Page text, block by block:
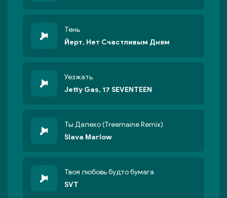
Тень
Йерт, Нет Счастливым Дням
Уезжать
Jetty Gas, 17 SEVENTEEN
Ты Далеко (Treemaine Remix)
Slava Marlow
Твоя любовь будто бумага
SVT